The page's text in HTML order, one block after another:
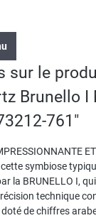
sur le
Brunello I
761"
symbiose
la BRUNELLO I,
technique
de chiffres